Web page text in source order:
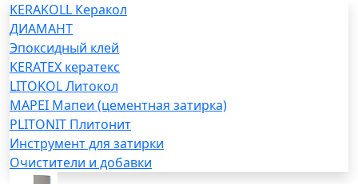
KERAKOLL Керакол
ДИАМАНТ
Эпоксидный клей
KERATEX кератекс
LITOKOL Литокол
MAPEI Мапеи (цементная затирка)
PLITONIT Плитонит
Инструмент для затирки
Очистители и добавки